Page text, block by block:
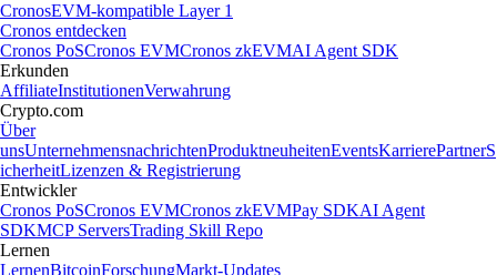
CronosEVM-kompatible Layer 1
Cronos entdecken
Cronos PoSCronos EVMCronos zkEVMAI Agent SDK
Erkunden
AffiliateInstitutionenVerwahrung
Crypto.com
Über
unsUnternehmensnachrichtenProduktneuheitenEventsKarrierePartnerS
icherheitLizenzen & Registrierung
Entwickler
Cronos PoSCronos EVMCronos zkEVMPay SDKAI Agent
SDKMCP ServersTrading Skill Repo
Lernen
LernenBitcoinForschungMarkt-Updates